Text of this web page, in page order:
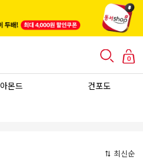
0
아몬드 건포도
최신순